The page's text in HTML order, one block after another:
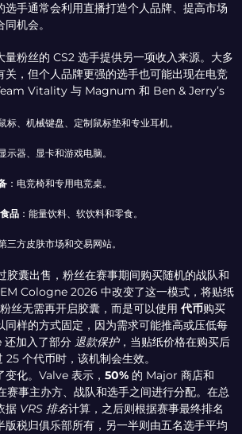
选手通常会利用直播打造个人品牌、提高市场
机会。
量粉丝的 CS2 选手提供另一项收入来源。大多
关，但个人品牌更强的选手也可能出现在电竞
Vitality 与 Magnum 和 Ben & Jerry’s
标、机械键盘、定制鼠标垫和专业耳机。
示器、显卡和游戏电脑。
：电竞椅和专用电竞桌。
品 ：能量饮料、软饮料和零食。
三方皮肤市场和交易网站。
囊出售，粉丝在赛事期间购买随机的战队和
Cologne 2026 中改变了这一模式，将贴纸
丝无需再开启胶囊，而是可以使用 代币购买
同样的方式固定，因为需求可能推高或压低每
还加入了部分 退款保护，当贴纸价格在购买后
个代币时，该机制会生效。
化。Valve 表示， 50% 的 Major 商店和
事主办方、战队和选手之间进行分配。在总
据 VRS 排名计算，之后则根据赛事最终排名
版税归俱乐部所有，另一半则由五名选手平均